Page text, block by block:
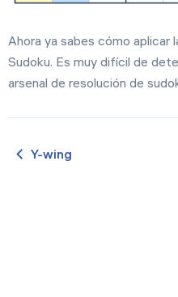
Ahora ya sabes cómo aplicar
Sudoku. Es muy difícil de
arsenal de resolución de
Y-wing